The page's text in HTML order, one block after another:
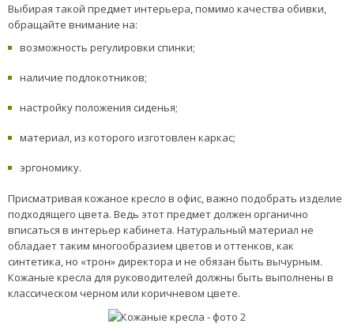
Выбирая такой предмет интерьера, помимо качества обивки,
обращайте внимание на:
возможность регулировки спинки;
наличие подлокотников;
настройку положения сиденья;
материал, из которого изготовлен каркас;
эргономику.
Присматривая кожаное кресло в офис, важно подобрать изделие
подходящего цвета. Ведь этот предмет должен органично
вписаться в интерьер кабинета. Натуральный материал не
обладает таким многообразием цветов и оттенков, как
синтетика, но «трон» директора и не обязан быть вычурным.
Кожаные кресла для руководителей должны быть выполнены в
классическом черном или коричневом цвете.